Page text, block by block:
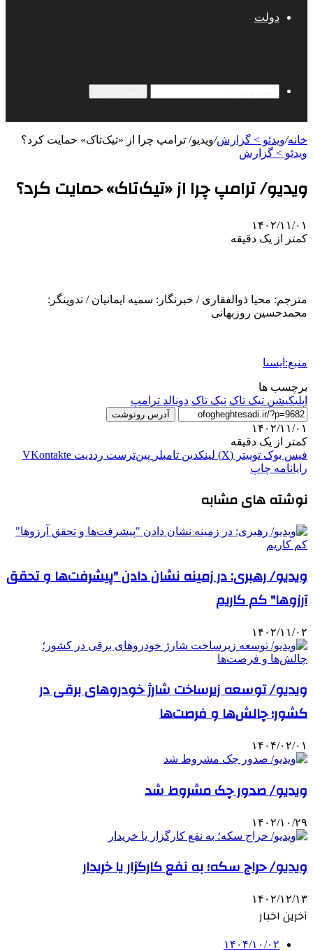
دولت
خانه/ویدئو > گزارش/ویدیو/ ترامپ چرا از «تیک‌تاک» حمایت کرد؟
ویدئو > گزارش
ویدیو/ ترامپ چرا از «تیک‌تاک» حمایت کرد؟
۱۴۰۲/۱۱/۰۱
کمتر از یک دقیقه
مترجم: محیا ذوالفقاری / خبرنگار: سمیه ایمانیان / تدوینگر:
محمدحسین روزبهانی
منبع:ایسنا
برچسب ها
اپلیکیشن تیک تاک تیک تاک دونالد ترامپ
آدرس رونوشت
۱۴۰۲/۱۱/۰۱
کمتر از یک دقیقه
فیس بوک توییتر (X) لینکدین ‫تامبلر ‫پین‌ترست ‫رددیت ‫VKontakte
رایانامه چاپ
نوشته های مشابه
ویدیو/ رهبری: در زمینه‌ نشان دادن "پیشرفت‌ها و تحقق
آرزوها" کم کاریم
۱۴۰۲/۱۱/۰۲
ویدیو/ توسعه زیرساخت شارژ خودروهای برقی در
کشور؛ چالش‌ها و فرصت‌ها
۱۴۰۴/۰۲/۰۱
ویدیو/ صدور چک مشروط شد
۱۴۰۲/۱۰/۲۹
ویدیو/ حراج سکه؛ به نفع کارگزار یا خریدار
۱۴۰۲/۱۲/۱۳
آخرین اخبار
۱۴۰۴/۱۰/۰۲